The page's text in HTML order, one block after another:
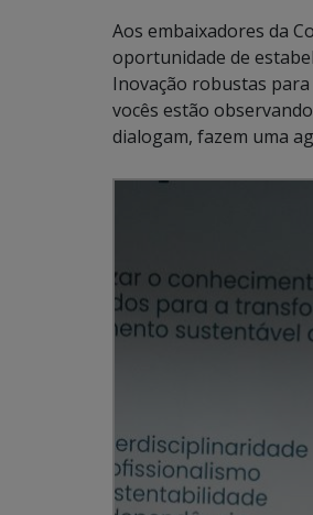
Aos embaixadores da
oportunidade de
Inovação robustas para
vocês estão
dialogam, fazem uma